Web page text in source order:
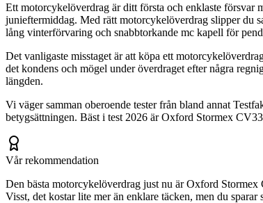
Ett motorcykelöverdrag är ditt första och enklaste försvar
junieftermiddag. Med rätt motorcykelöverdrag slipper du
lång vinterförvaring och snabbtorkande mc kapell för
Det vanligaste misstaget är att köpa ett
det kondens och mögel under överdraget efter några
längden.
Vi väger samman oberoende tester från bland annat
betygsättningen. Bäst i test 2026 är Oxford Stormex
Vår rekommendation
Den bästa motorcykelöverdrag just nu är Oxford
Visst, det kostar lite mer än enklare täcken, men du